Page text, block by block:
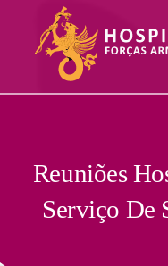
content
Reuniões
Serviço De